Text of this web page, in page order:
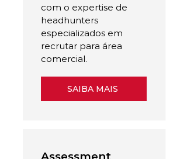
com o expertise de
headhunters
especializados em
recrutar para área
comercial.
SAIBA MAIS